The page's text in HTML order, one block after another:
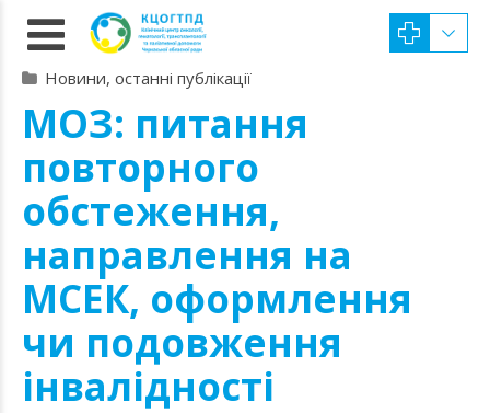
Новини, останні публікації
МОЗ: питання
повторного
обстеження,
направлення на
МСЕК, оформлення
чи подовження
інвалідності